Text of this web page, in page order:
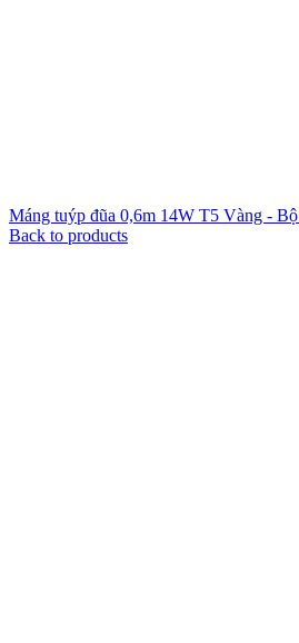
Máng tuýp đũa 0,6m 14W T5 Vàng - Bộ
Back to products